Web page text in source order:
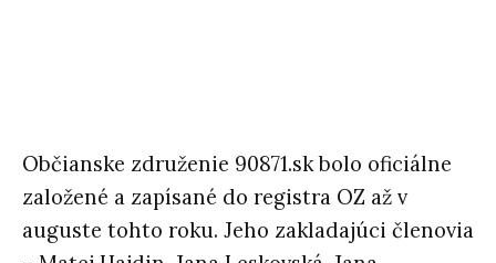
Občianske združenie 90871.sk bolo oficiálne
založené a zapísané do registra OZ až v
auguste tohto roku. Jeho zakladajúci členovia